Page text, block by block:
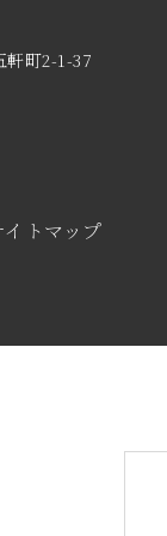
軒町2-1-37
イトマップ